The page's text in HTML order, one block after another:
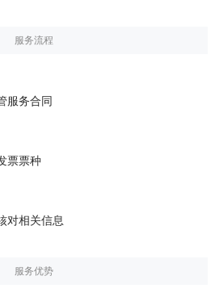
服务流程
务合同
票票种
相关信息
服务优势